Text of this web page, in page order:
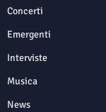
Concerti
Emergenti
Interviste
Musica
News